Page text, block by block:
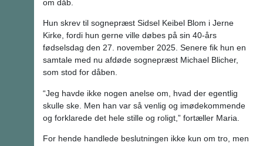
om dåb.
Hun skrev til sognepræst Sidsel Keibel Blom i Jerne
Kirke, fordi hun gerne ville døbes på sin 40-års
fødselsdag den 27. november 2025. Senere fik hun en
samtale med nu afdøde sognepræst Michael Blicher,
som stod for dåben.
“Jeg havde ikke nogen anelse om, hvad der egentlig
skulle ske. Men han var så venlig og imødekommende
og forklarede det hele stille og roligt,” fortæller Maria.
For hende handlede beslutningen ikke kun om tro, men